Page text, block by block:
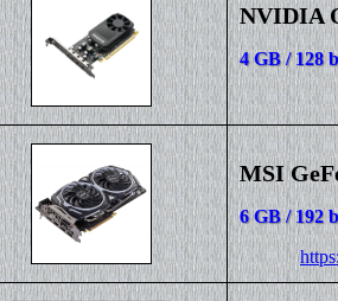
NVIDIA
4 GB / 128
MSI
6 GB / 192